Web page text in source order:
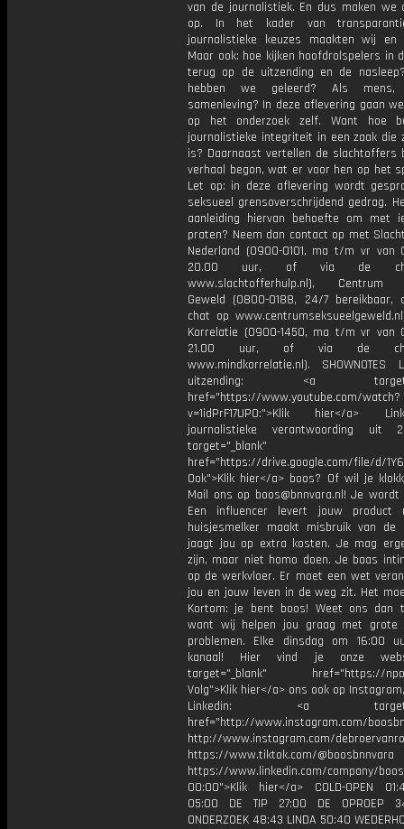
van de journalistiek. En dus maken we
op. In het kader van
journalistieke keuzes maakten wij en
Maar ook: hoe kijken hoofdrolspelers in
terug op de uitzending en de
hebben we geleerd? Als
samenleving? In deze aflevering gaan
op het onderzoek zelf. Want hoe
journalistieke integriteit in een zaak die
is? Daarnaast vertellen de slachtoffers
verhaal begon, wat er voor hen op het
Let op: in deze aflevering wordt
seksueel grensoverschrijdend gedrag.
aanleiding hiervan behoefte om met
praten? Neem dan contact op met
Nederland (0900-0101, ma t/m vr
20.00 uur, of via de
www.slachtofferhulp.nl), Centrum
Geweld (0800-0188, 24/7
chat op
Korrelatie (0900-1450, ma t/m vr van
21.00 uur, of via de
www.mindkorrelatie.nl). SHOWNOTES
uitzending: <a
href="https://www.youtube.com/watch?
v=1idPrF17UP0:">Klik hier</a>
journalistieke verantwoording uit
target="_blank"
href="https://drive.google.com/file/d/
Ook">Klik hier</a> boos? Of wil je
Mail ons op boos@bnnvara.nl! Je wordt
Een influencer levert jouw product
huisjesmelker maakt misbruik van de
jaagt jou op extra kosten. Je mag
zijn, maar niet homo doen. Je baas
op de werkvloer. Er moet een wet
jou en jouw leven in de weg zit. Het
Kortom: je bent boos! Weet ons dan
want wij helpen jou graag met grote
problemen. Elke dinsdag om 16:00
kanaal! Hier vind je onze
target="_blank" href="https://
Volg">Klik hier</a> ons ook op
Linkedin: <a
href="http://www.instagram.com/
http://www.instagram.com/
https://www.tiktok.com/@boosbnnvara
https://www.linkedin.com/company/
00:00">Klik hier</a> COLD-OPEN
05:00 DE TIP 27:00 DE OPROEP
ONDERZOEK 48:43 LINDA 50:40